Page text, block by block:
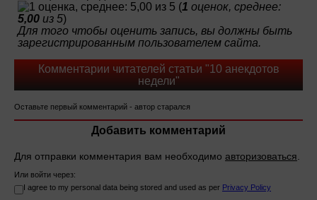
(1 оценок, среднее:
5,00 из 5)
Для того чтобы оценить запись, вы должны быть
зарегистрированным пользователем сайта.
Комментарии читателей статьи "10 анекдотов
недели"
Оставьте первый комментарий - автор старался
Добавить комментарий
Для отправки комментария вам необходимо авторизоваться.
Или войти через:
I agree to my personal data being stored and used as per Privacy Policy